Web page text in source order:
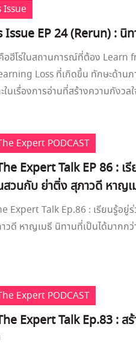
Issue
Issue EP 24 (Rerun) : นิ
อฮีโร่ในสถานการณ์ที่ต้อง Learn
Loss ที่เกิดขึ้น ทักษะด้าน
ในเรื่องการอ่านที่สร้างความกังวล
Expert PODCAST
Expert Talk EP 86 : เ
สวนกับ ย่าติ่ง สุภาวดี หาญเ
Expert Talk Ep.86 : เรียนรู้อ
วดี หาญเมธี นิทานที่เป็นได้มากก
Expert PODCAST
Expert Talk Ep.83 : ส